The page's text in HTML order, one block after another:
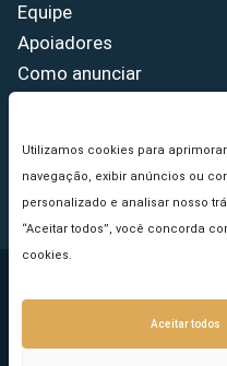
Utilizamos cookies para
navegação, exibir anúncios ou
personalizado e analisar nosso
“Aceitar todos”, você concorda
cookies.
Aceitar todos
Equipe
Apoiadores
Como anunciar
Princípios Editoriais
Copyright © 2026 -